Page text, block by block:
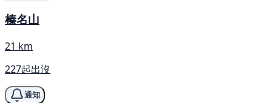
榛名山
21 km
227起出沒
通知